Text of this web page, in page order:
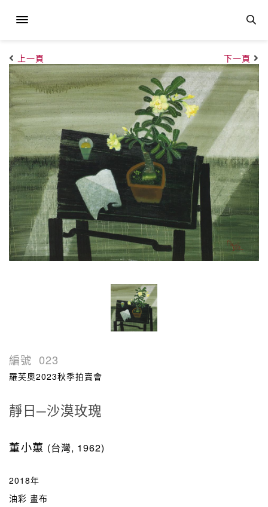
上一頁 下一頁
編號 023
羅芙奧2023秋季拍賣會
靜日─沙漠玫瑰
董小蕙 (台灣, 1962)
2018年
油彩 畫布